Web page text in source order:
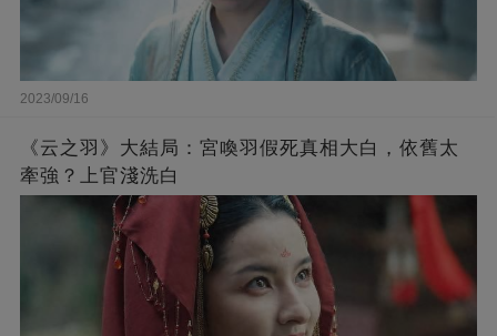
2023/09/16
《云之羽》大結局：宮喚羽假死真相大白，依舊太
牽強？上官淺洗白